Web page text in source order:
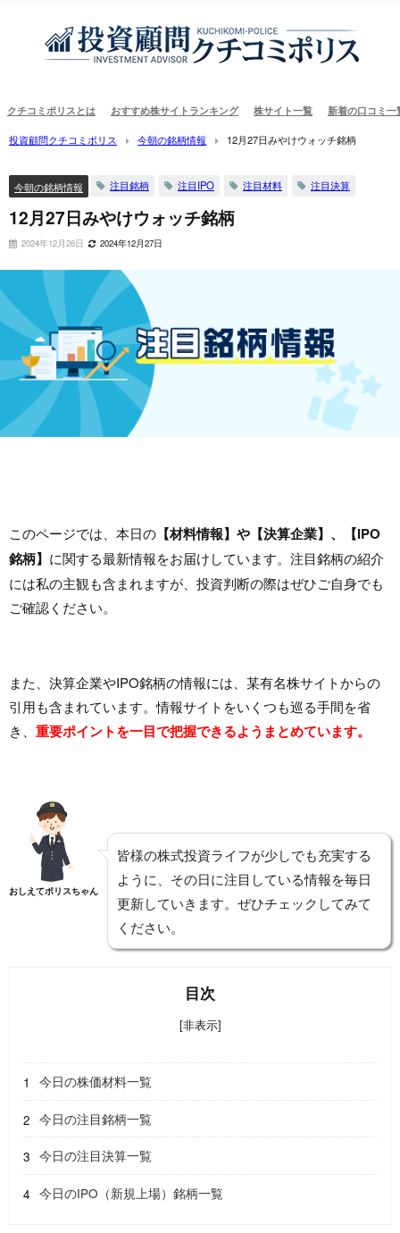
クチコミポリスとは おすすめ株サイトランキング 株サイト一覧 新着の口コミ一
投資顧問クチコミポリス 今朝の銘柄情報 12月27日みやけウォッチ銘柄
今朝の銘柄情報 注目銘柄 注目IPO 注目材料 注目決算
12月27日みやけウォッチ銘柄
2024年12月26日 2024年12月27日
このページでは、本日の 【材料情報】や【決算企業】、【IPO
銘柄】 に関する最新情報をお届けしています。注目銘柄の紹介
には私の主観も含まれますが、投資判断の際はぜひご自身でも
ご確認ください。
また、決算企業やIPO銘柄の情報には、某有名株サイトからの
引用も含まれています。情報サイトをいくつも巡る手間を省
き、 重要ポイントを一目で把握できるようまとめています。
おしえてポリスちゃん
皆様の株式投資ライフが少しでも充実する
ように、その日に注目している情報を毎日
更新していきます。ぜひチェックしてみて
ください。
目次
[非表示]
今日の株価材料一覧
今日の注目銘柄一覧
今日の注目決算一覧
今日のIPO（新規上場）銘柄一覧